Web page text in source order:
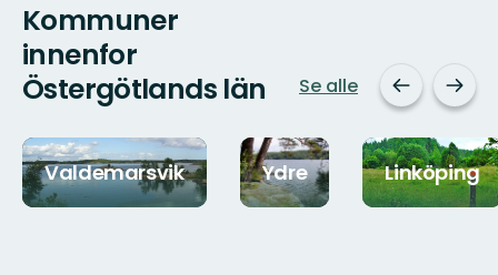
Kommuner
innenfor
Östergötlands län
Se alle
Valdemarsvik Ydre Linköping